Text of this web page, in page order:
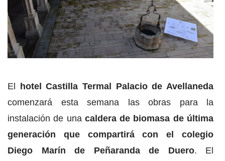
El
hotel Castilla Termal Palacio de Avellaneda
comenzará esta semana las obras para la
instalación de una caldera de biomasa de última
generación que compartirá con el colegio
Diego Marín de Peñaranda de Duero. El